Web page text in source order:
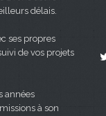
délais.
ses propres
de vos projets
années
à son